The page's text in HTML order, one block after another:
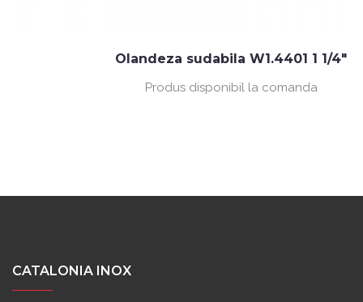
Olandeza sudabila W1.4401 1 1/4"
Produs disponibil la comanda
CATALONIA INOX